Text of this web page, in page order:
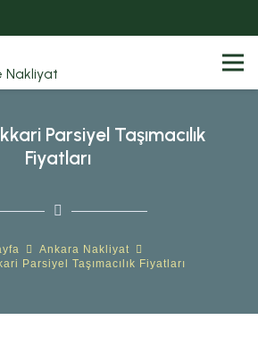
Parsiyel Taşımacılık
Fiyatları
Ankara Nakliyat
Parsiyel Taşımacılık Fiyatları